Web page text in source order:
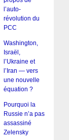
l’auto-
révolution du
PCC
Washington,
Israël,
l’Ukraine et
l’Iran — vers
une nouvelle
équation ?
Pourquoi la
Russie n’a pas
assassiné
Zelensky